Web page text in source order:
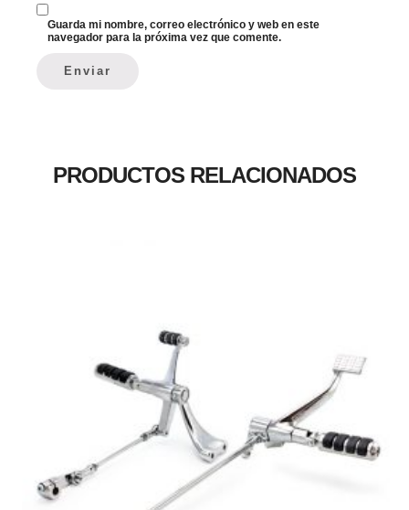
Guarda mi nombre, correo electrónico y web en este
navegador para la próxima vez que comente.
PRODUCTOS RELACIONADOS